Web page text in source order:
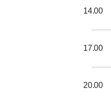
14.00
17.00
20.00